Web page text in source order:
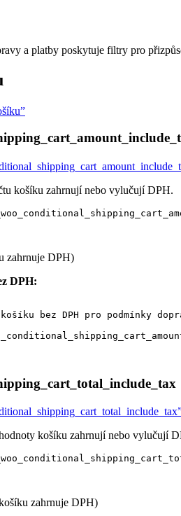
a platby poskytuje filtry pro
košíku zahrnují nebo vylučují DPH.
zahrnuje DPH)
DPH:
bez DPH pro podmínky
košíku zahrnují nebo vylučují
zahrnuje DPH)